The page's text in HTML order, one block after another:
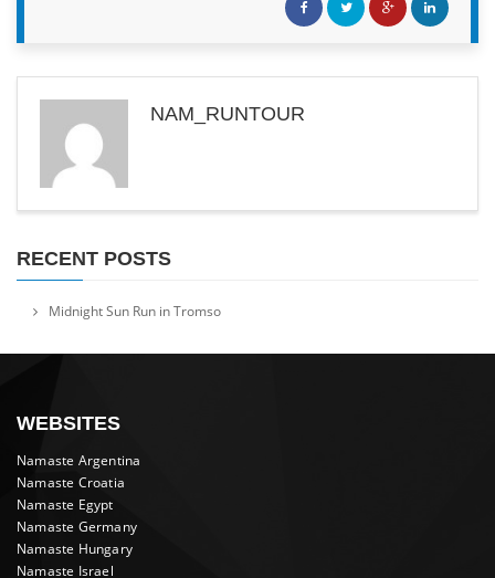
NAM_RUNTOUR
RECENT POSTS
Midnight Sun Run in Tromso
WEBSITES
Namaste Argentina
Namaste Croatia
Namaste Egypt
Namaste Germany
Namaste Hungary
Namaste Israel